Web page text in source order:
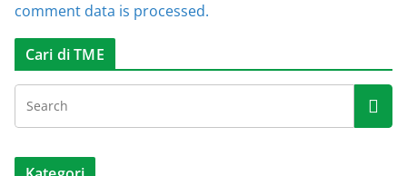
comment data is processed.
Cari di TME